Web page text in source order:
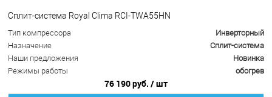
Сплит-система Royal Clima RCI-TWA55HN
Тип компрессора
Инверторный
Назначение
Сплит-система
Наши предложения
Новинка
Режимы работы
обогрев
76 190 руб. / шт